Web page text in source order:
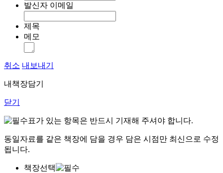
발신자 이메일
제목
메모
취소 내보내기
내책장담기
닫기
표가 있는 항목은 반드시 기재해 주셔야 합니다.
동일자료를 같은 책장에 담을 경우 담은 시점만 최신으로 수정
됩니다.
책장선택